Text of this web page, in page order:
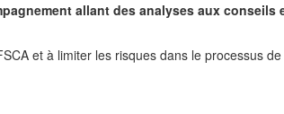
allant des analyses aux
et à limiter les risques dans le processus